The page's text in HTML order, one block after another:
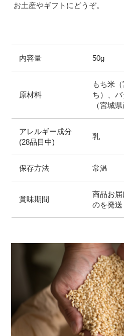
お土産やギフトにどうぞ。
内容量 50g
原材料
もち米
ち）、バ
（宮城
アレルギー成分
(28品目中)
乳
保存方法 常温
賞味期間
商品お
のを発送